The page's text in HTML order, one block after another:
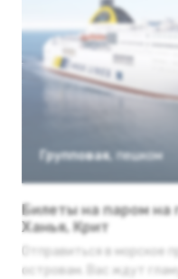
Групповая, пешком
Билеты на паром на
Ханья, Крит
Отправиться в морское
островам. Вас ждут